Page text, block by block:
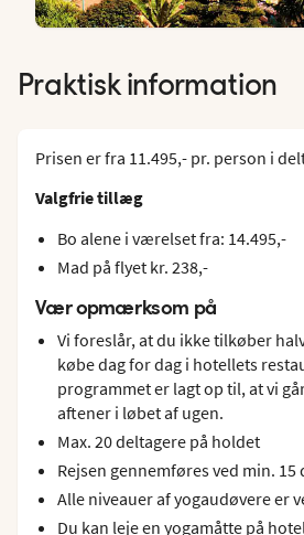
Praktisk information
Prisen er fra 11.495,- pr. person i
Valgfrie tillæg
Bo alene i værelset fra: 14.495,-
Mad på flyet kr. 238,-
Vær opmærksom på
Vi foreslår, at du ikke tilkøber
købe dag for dag i hotellets
programmet er lagt op til, at vi
aftener i løbet af ugen.
Max. 20 deltagere på holdet
Rejsen gennemføres ved min. 15
Alle niveauer af yogaudøvere er
Du kan leje en yogamåtte på